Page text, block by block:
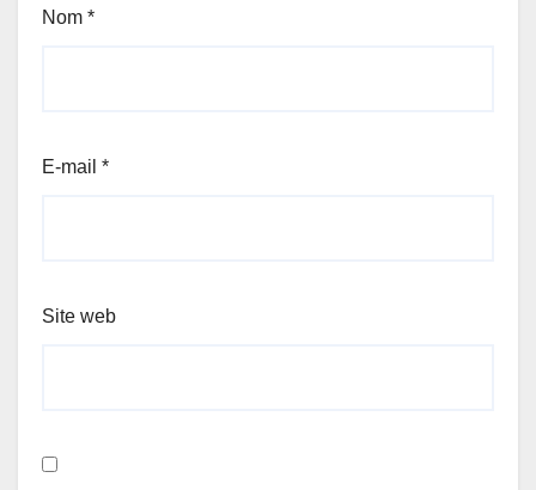
Nom *
E-mail *
Site web